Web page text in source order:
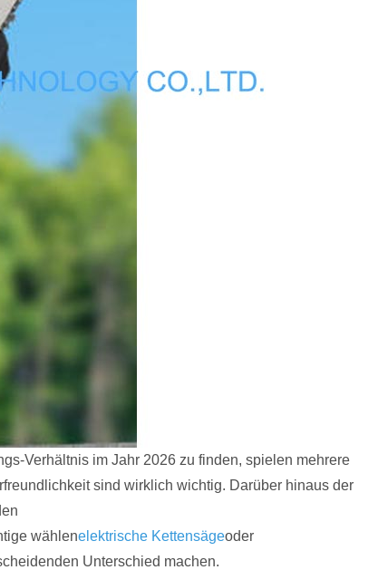
Verhältnis im Jahr 2026 zu finden, spielen mehrere
sind wirklich wichtig. Darüber hinaus der
wählenelektrische Kettensägeoder
Unterschied machen.